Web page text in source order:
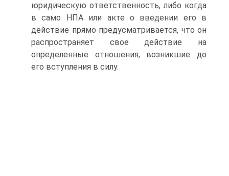
юридическую ответственность, либо когда
в само НПА или акте о введении его в
действие прямо предусматривается, что он
распространяет свое действие на
определенные отношения, возникшие до
его вступления в силу.